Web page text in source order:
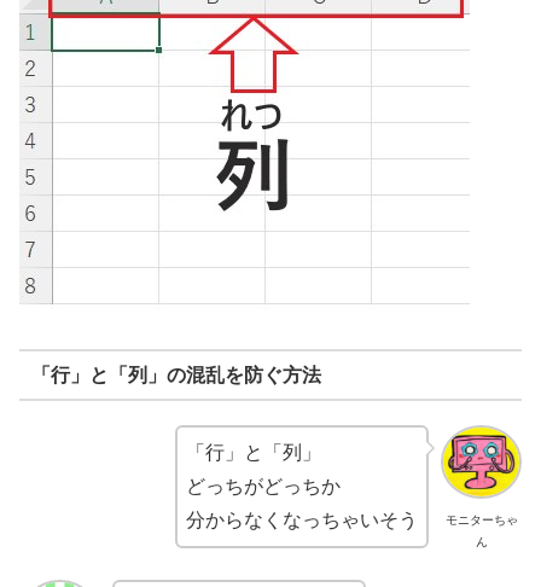
「行」と「列」の混乱を防ぐ方法
モニターちゃ
ん
「行」と「列」
どっちがどっちか
分からなくなっちゃいそう